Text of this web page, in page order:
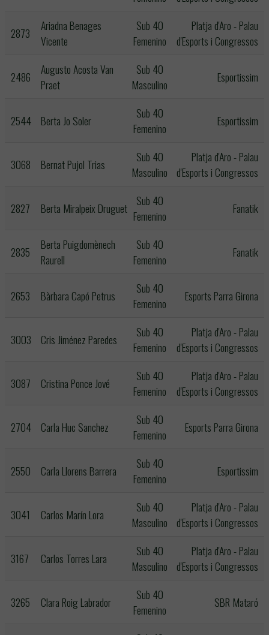
2873
Ariadna Benages
Vicente
Sub 40
Femenino
Platja d'Aro - Palau
d'Esports i Congressos
2486
Augusto Acosta Van
Praet
Sub 40
Masculino
Esportissim
2544 Berta Jo Soler
Sub 40
Femenino
Esportissim
3068 Bernat Pujol Trias
Sub 40
Masculino
Platja d'Aro - Palau
d'Esports i Congressos
2827 Berta Miralpeix Druguet
Sub 40
Femenino
Fanatik
2835
Berta Puigdomènech
Raurell
Sub 40
Femenino
Fanatik
2653 Bàrbara Capó Petrus
Sub 40
Femenino
Esports Parra Girona
3003 Cris Jiménez Paredes
Sub 40
Femenino
Platja d'Aro - Palau
d'Esports i Congressos
3087 Cristina Ponce Jové
Sub 40
Femenino
Platja d'Aro - Palau
d'Esports i Congressos
2704 Carla Huc Sanchez
Sub 40
Femenino
Esports Parra Girona
2550 Carla Llorens Barrera
Sub 40
Femenino
Esportissim
3041 Carlos Marín Lora
Sub 40
Masculino
Platja d'Aro - Palau
d'Esports i Congressos
3167 Carlos Torres Lara
Sub 40
Masculino
Platja d'Aro - Palau
d'Esports i Congressos
3265 Clara Roig Labrador
Sub 40
Femenino
SBR Mataró